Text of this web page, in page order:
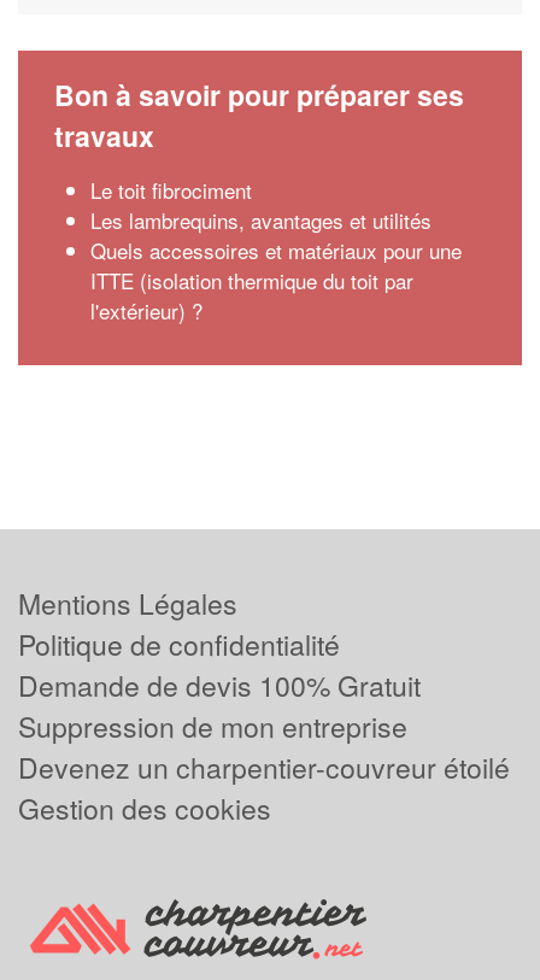
Bon à savoir pour préparer ses
travaux
Le toit fibrociment
Les lambrequins, avantages et utilités
Quels accessoires et matériaux pour une
ITTE (isolation thermique du toit par
l'extérieur) ?
Mentions Légales
Politique de confidentialité
Demande de devis 100% Gratuit
Suppression de mon entreprise
Devenez un charpentier-couvreur étoilé
Gestion des cookies